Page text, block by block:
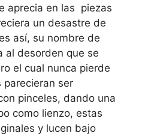
aprecia en las piezas
un desastre de
así, su nombre de
al desorden que se
el cual nunca pierde
ser
pinceles, dando una
como lienzo, estas
y lucen bajo